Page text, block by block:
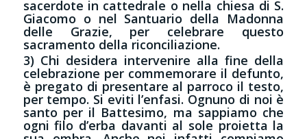
sacerdote in cattedrale o nella chiesa di S.
Giacomo o nel Santuario della Madonna
delle Grazie, per celebrare questo
sacramento della riconciliazione.
3) Chi desidera intervenire alla fine della
celebrazione per commemorare il defunto,
è pregato di presentare al parroco il testo,
per tempo. Si eviti l’enfasi. Ognuno di noi è
santo per il Battesimo, ma sappiamo che
ogni filo d’erba davanti al sole proietta la